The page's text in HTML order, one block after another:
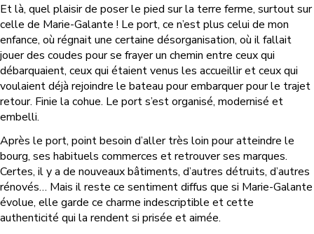
Et là, quel plaisir de poser le pied sur la terre ferme, surtout sur
celle de Marie-Galante ! Le port, ce n’est plus celui de mon
enfance, où régnait une certaine désorganisation, où il fallait
jouer des coudes pour se frayer un chemin entre ceux qui
débarquaient, ceux qui étaient venus les accueillir et ceux qui
voulaient déjà rejoindre le bateau pour embarquer pour le trajet
retour. Finie la cohue. Le port s’est organisé, modernisé et
embelli.
Après le port, point besoin d’aller très loin pour atteindre le
bourg, ses habituels commerces et retrouver ses marques.
Certes, il y a de nouveaux bâtiments, d’autres détruits, d’autres
rénovés… Mais il reste ce sentiment diffus que si Marie-Galante
évolue, elle garde ce charme indescriptible et cette
authenticité qui la rendent si prisée et aimée.